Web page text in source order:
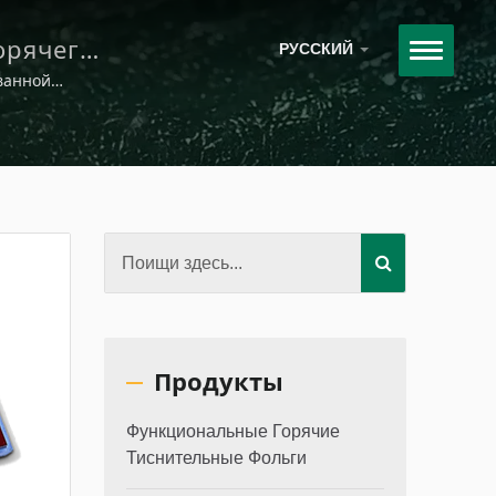
РУССКИЙ
Продукты
Функциональные Горячие
Тиснительные Фольги